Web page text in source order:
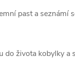
past a seznámí
života kobylky